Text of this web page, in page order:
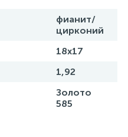
фианит/
цирконий
18x17
1,92
Золото
585